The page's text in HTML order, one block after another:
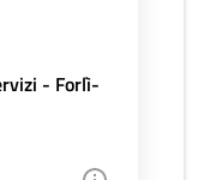
- Forlì-